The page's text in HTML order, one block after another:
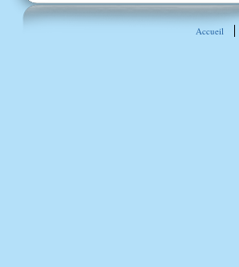
Accueil